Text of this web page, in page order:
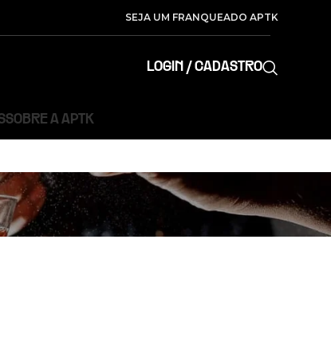
SEJA UM FRANQUEADO APTK
LOGIN / CADASTRO
SOBRE A APTK